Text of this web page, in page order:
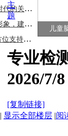
用2026/8
的网站梦
2026/8/7
儿童
主
题
专业检
2026/7/8
[复制链接]
| 显示全部楼层 |阅